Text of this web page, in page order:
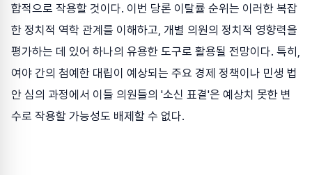
합적으로 작용할 것이다. 이번 당론 이탈률 순위는 이러한 복잡
한 정치적 역학 관계를 이해하고, 개별 의원의 정치적 영향력을
평가하는 데 있어 하나의 유용한 도구로 활용될 전망이다. 특히,
여야 간의 첨예한 대립이 예상되는 주요 경제 정책이나 민생 법
안 심의 과정에서 이들 의원들의 '소신 표결'은 예상치 못한 변
수로 작용할 가능성도 배제할 수 없다.